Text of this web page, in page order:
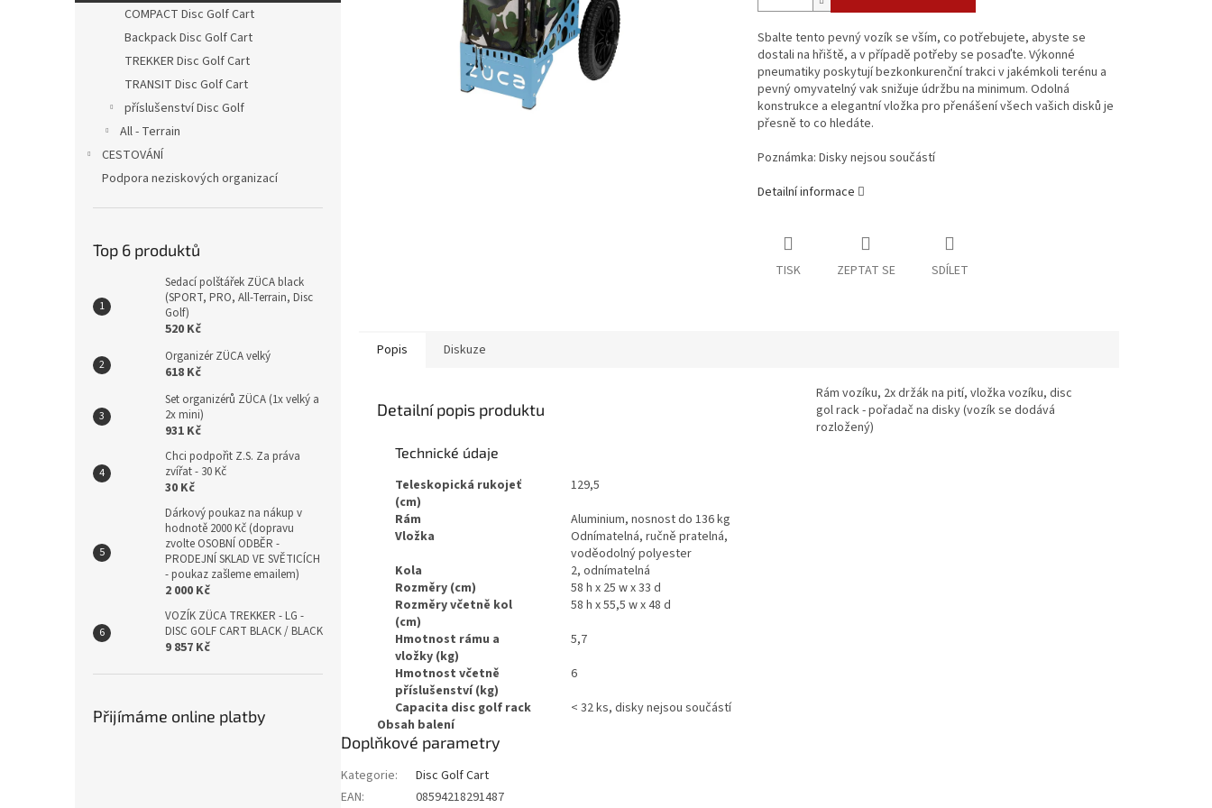
n
COMPACT Disc Golf Cart
Backpack Disc Golf Cart
TREKKER Disc Golf Cart
TRANSIT Disc Golf Cart
příslušenství Disc Golf
All - Terrain
CESTOVÁNÍ
Podpora neziskových organizací
Top 6 produktů
Sedací polštářek ZÜCA black
(SPORT, PRO, All-Terrain, Disc
Golf)
520 Kč
Organizér ZÜCA velký
618 Kč
Set organizérů ZÜCA (1x velký a
2x mini)
931 Kč
Chci podpořit Z.S. Za práva
zvířat - 30 Kč
30 Kč
Dárkový poukaz na nákup v
hodnotě 2000 Kč (dopravu
zvolte OSOBNÍ ODBĚR -
PRODEJNÍ SKLAD VE SVĚTICÍCH
- poukaz zašleme emailem)
2 000 Kč
VOZÍK ZÜCA TREKKER - LG -
DISC GOLF CART BLACK / BLACK
9 857 Kč
Přijímáme online platby
Sbalte tento pevný vozík se vším, co potřebujete, abyste se
dostali na hřiště, a v případě potřeby se posaďte. Výkonné
pneumatiky poskytují bezkonkurenční trakci v jakémkoli terénu a
pevný omyvatelný vak snižuje údržbu na minimum. Odolná
konstrukce a elegantní vložka pro přenášení všech vašich disků je
přesně to co hledáte.
Poznámka: Disky nejsou součástí
Detailní informace
TISK ZEPTAT SE SDÍLET
Popis Diskuze
Detailní popis produktu
Technické údaje
Teleskopická rukojeť
(cm)
129,5
Rám
Aluminium, nosnost do 136 kg
Vložka
Odnímatelná, ručně pratelná,
voděodolný polyester
Kola
2, odnímatelná
Rozměry (cm)
58 h x 25 w x 33 d
Rozměry včetně kol
(cm)
58 h x 55,5 w x 48 d
Hmotnost rámu a
vložky (kg)
5,7
Hmotnost včetně
příslušenství (kg)
6
Capacita disc golf rack
< 32 ks, disky nejsou součástí
Obsah balení
Rám vozíku, 2x držák na pití, vložka vozíku, disc
gol rack - pořadač na disky (vozík se dodává
rozložený)
Doplňkové parametry
Kategorie:
Disc Golf Cart
EAN: 08594218291487